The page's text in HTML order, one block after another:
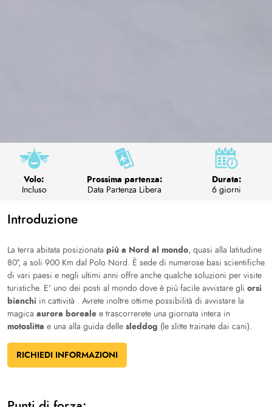
Volo:
Incluso
Prossima partenza:
Data Partenza Libera
Durata:
6 giorni
Introduzione
La terra abitata posizionata più a Nord al mondo, quasi alla latitudine
80°, a soli 900 Km dal Polo Nord. È sede di numerose basi scientifiche
di vari paesi e negli ultimi anni offre anche qualche soluzioni per visite
turistiche. E' uno dei posti al mondo dove è più facile avvistare gli orsi
bianchi in cattività . Avrete inoltre ottime possibilità di avvistare la
magica aurora boreale e trascorrerete una giornata intera in
motoslitta e una alla guida delle sleddog (le slitte trainate dai cani).
RICHIEDI INFORMAZIONI